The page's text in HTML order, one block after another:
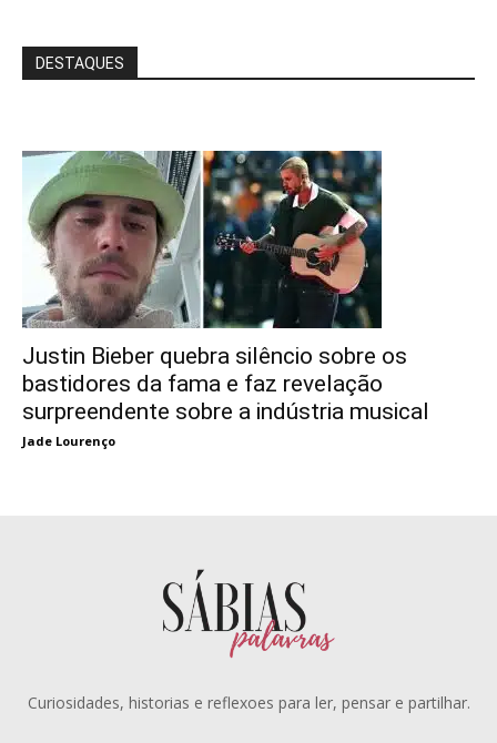
DESTAQUES
Justin Bieber quebra silêncio sobre os
bastidores da fama e faz revelação
surpreendente sobre a indústria musical
Jade Lourenço
Curiosidades, historias e reflexoes para ler, pensar e partilhar.